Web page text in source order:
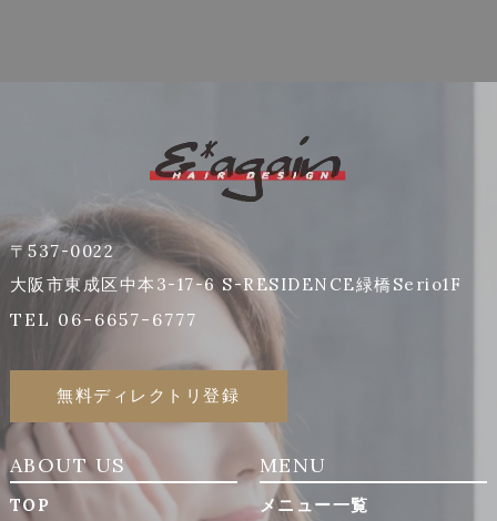
〒537-0022
大阪市東成区中本3-17-6 S-RESIDENCE緑橋Serio1F
TEL 06-6657-6777
無料ディレクトリ登録
ABOUT US
TOP
MENU
メニュー一覧